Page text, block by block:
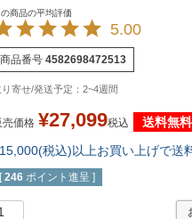
5.00
商品番号 4582698472513
2~4週間
売価格 ¥27,099税込
送料無料
税込)以上お買い上げで送
[ 246 ポイント進呈 ]